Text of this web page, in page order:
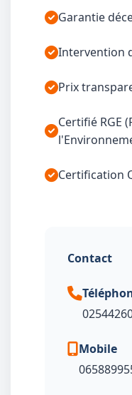
Garantie
Intervention
Prix
Certifié RGE
Certification
Contact
Mobile